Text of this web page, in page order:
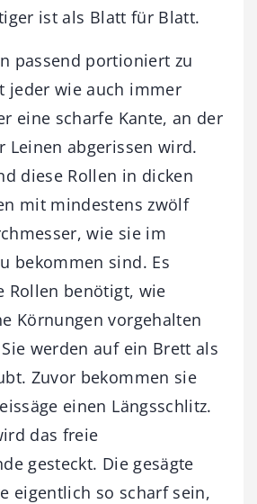
ist als Blatt für Blatt.
passend portioniert zu
jeder wie auch immer
eine scharfe Kante, an der
Leinen abgerissen wird.
diese Rollen in dicken
mit mindestens zwölf
wie sie im
bekommen sind. Es
Rollen benötigt, wie
Körnungen vorgehalten
werden auf ein Brett als
Zuvor bekommen sie
einen Längsschlitz.
das freie
gesteckt. Die gesägte
eigentlich so scharf sein,